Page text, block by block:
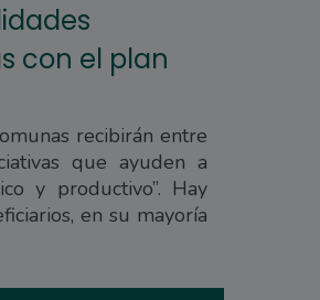
con el plan
recibirán entre
que ayuden a
y productivo”. Hay
en su mayoría